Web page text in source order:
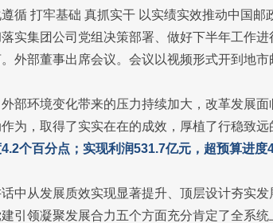
循 打牢基础 真抓实干 以实绩实效推动中国
实集团公司党组决策部署、做好下半年工作
外部董事出席会议。会议以视频形式开到地市
部环境变化带来的压力持续加大，改革发展
为，取得了实实在在的成效，厚植了行稳致远
个百分点；实现利润531.7亿元，超预算进度
中从发展质效实现显著提升、顶层设计夯实
引领凝聚发展合力五个方面充分肯定了全系统